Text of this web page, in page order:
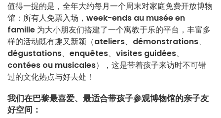
值得一提的是，全年大约每月一个周末对家庭免费开放博物
馆：所有人免票入场， week-ends au musée en
famille 为大小朋友们搭建了一个寓教于乐的平台，丰富多
样的活动既有趣又新颖（ateliers、 démonstrations、
dégustations、 enquêtes、 visites guidées、
contées ou musicales），这是带着孩子来访时不可错
过的文化热点与好去处！
我们在巴黎最喜爱、最适合带孩子参观博物馆的亲子友
好空间：